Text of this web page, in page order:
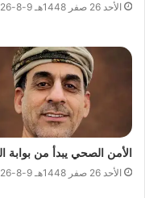
الأحد 26 صفر 1448هـ 9-8-2026م
الأمن الصحي يبدأ من بوابة
الأحد 26 صفر 1448هـ 9-8-2026م